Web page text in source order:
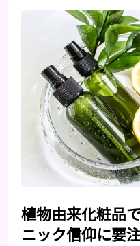
植物由来化粧品
ニック信仰に要